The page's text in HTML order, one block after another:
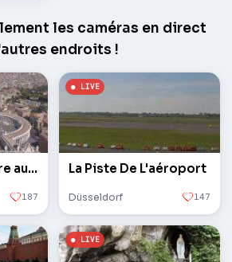
les caméras en direct
endroits !
Place Saint-Pierre au Vatican
187
La Piste De L'aéroport
Düsseldorf 147